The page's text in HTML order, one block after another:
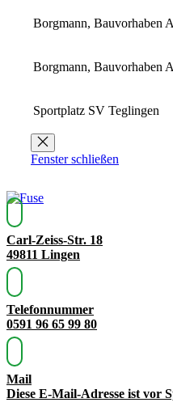
Borgmann, Bauvorhaben
Borgmann, Bauvorhaben
Sportplatz SV Teglingen
Fenster schließen
Carl-Zeiss-Str. 18
49811 Lingen
Telefonnummer
0591 96 65 99 80
Mail
Diese E-Mail-Adresse ist vor